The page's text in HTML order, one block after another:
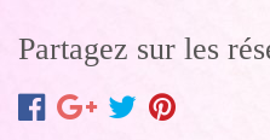
Partagez sur les